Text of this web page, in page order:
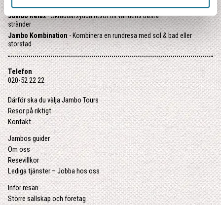
Jambo Relax- Skräddarsydda resor till världens bästa
stränder
Jambo Kombination- Kombinera en rundresa med sol & bad eller
storstad
Telefon
020-52 22 22
Därför ska du välja Jambo Tours
Resor på riktigt
Kontakt
Jambos guider
Om oss
Resevillkor
Lediga tjänster – Jobba hos oss
Inför resan
Större sällskap och företag